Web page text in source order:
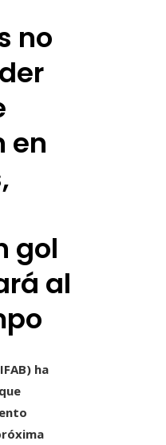
no
en
gol
al
ha